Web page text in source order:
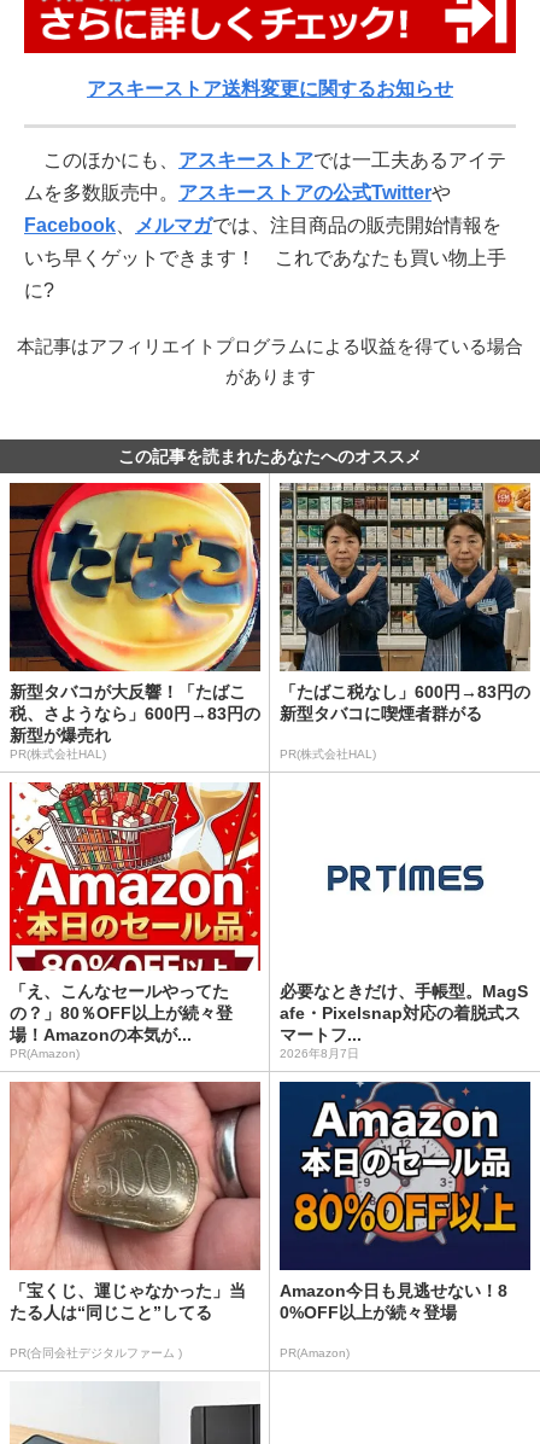
アスキーストア送料変更に関するお知らせ
このほかにも、 アスキーストアでは一工夫あるアイテ
ムを多数販売中。 アスキーストアの公式Twitterや
Facebook
メルマガでは、注目商品の販売開始情報を
いち早くゲットできます！ これであなたも買い物上手
に?
本記事はアフィリエイトプログラムによる収益を得ている場合
があります
この記事を読まれたあなたへのオススメ
新型タバコが大反響！「たばこ
税、さようなら」600円→83円の
新型が爆売れ
PR(株式会社HAL)
「たばこ税なし」600円→83円の
新型タバコに喫煙者群がる
PR(株式会社HAL)
「え、こんなセールやってた
の？」80％OFF以上が続々登
場！Amazonの本気が...
PR(Amazon)
必要なときだけ、手帳型。MagS
afe・Pixelsnap対応の着脱式ス
マートフ...
2026年8月7日
「宝くじ、運じゃなかった」当
たる人は“同じこと”してる
PR(合同会社デジタルファーム )
Amazon今日も見逃せない！8
0%OFF以上が続々登場
PR(Amazon)